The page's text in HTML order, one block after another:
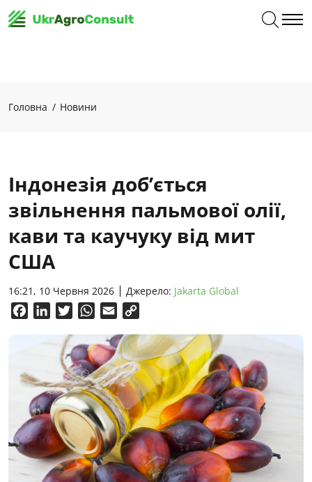
Головна Новини
Індонезія доб’ється
звільнення пальмової олії,
кави та каучуку від мит ​​
США
16:21, 10 Червня 2026 Джерело: Jakarta Global
FacebookLinkedInTwitterWhatsApp
Email